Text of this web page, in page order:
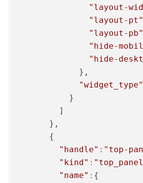
"layout-
"layout-pt"
"layout-pb"
"hide-
"hide-
            },
"widget_type"
          }
        ]
      },
      {
"handle" : "top-
"kind" :
"name" : {